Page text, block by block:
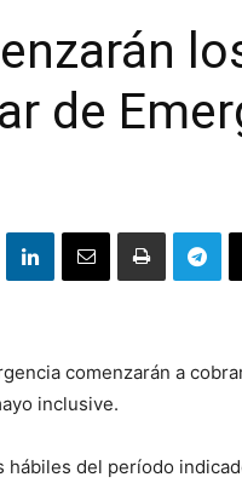
de
comenzarán a
inclusive.
del período